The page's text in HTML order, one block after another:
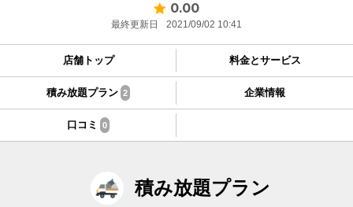
0.00
最終更新日 2021/09/02 10:41
店舗トップ 料金とサービス
積み放題プラン 2 企業情報
口コミ 0
積み放題プラン